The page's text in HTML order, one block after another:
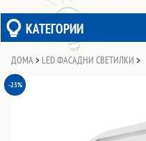
КАТЕГОРИИ
ДОМА > LED ФАСАДНИ СВЕТИЛКИ >
-23%